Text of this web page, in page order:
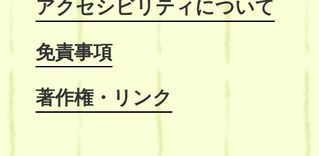
アクセシビリティについて
免責事項
著作権・リンク